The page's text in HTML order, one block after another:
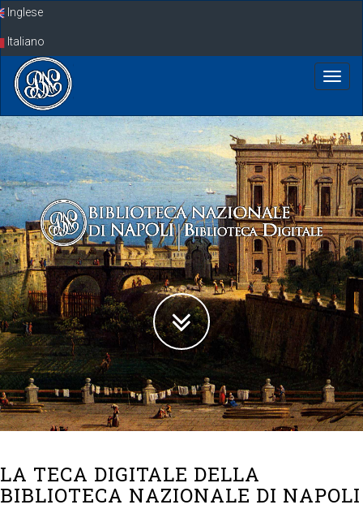
SkipInglese
Italiano
LA TECA DIGITALE DELLA
BIBLIOTECA NAZIONALE DI NAPOLI